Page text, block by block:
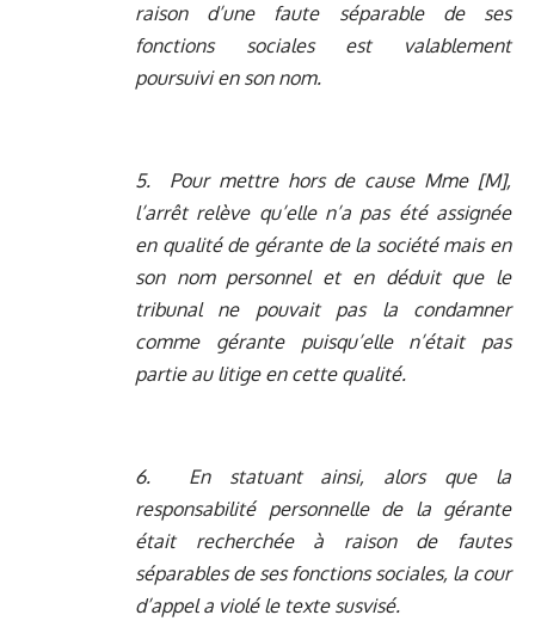
raison d’une faute séparable de ses
fonctions sociales est valablement
poursuivi en son nom.
5. Pour mettre hors de cause Mme [M],
l’arrêt relève qu’elle n’a pas été assignée
en qualité de gérante de la société mais en
son nom personnel et en déduit que le
tribunal ne pouvait pas la condamner
comme gérante puisqu’elle n’était pas
partie au litige en cette qualité.
6. En statuant ainsi, alors que la
responsabilité personnelle de la gérante
était recherchée à raison de fautes
séparables de ses fonctions sociales, la cour
d’appel a violé le texte susvisé.